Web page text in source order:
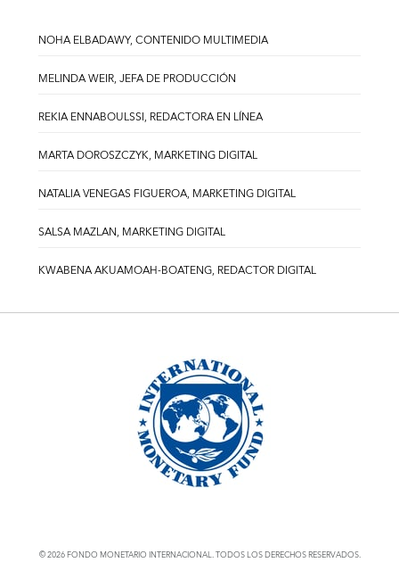
NOHA ELBADAWY, CONTENIDO MULTIMEDIA
MELINDA WEIR, JEFA DE PRODUCCIÓN
REKIA ENNABOULSSI, REDACTORA EN LÍNEA
MARTA DOROSZCZYK, MARKETING DIGITAL
NATALIA VENEGAS FIGUEROA, MARKETING DIGITAL
SALSA MAZLAN, MARKETING DIGITAL
KWABENA AKUAMOAH-BOATENG, REDACTOR DIGITAL
© 2026 FONDO MONETARIO INTERNACIONAL. TODOS LOS DERECHOS RESERVADOS.